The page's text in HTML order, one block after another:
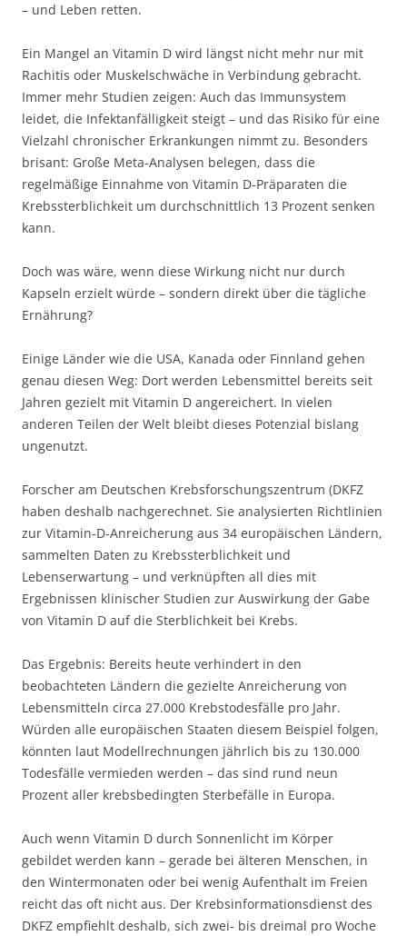
– und Leben retten.
Ein Mangel an Vitamin D wird längst nicht mehr nur mit
Rachitis oder Muskelschwäche in Verbindung gebracht.
Immer mehr Studien zeigen: Auch das Immunsystem
leidet, die Infektanfälligkeit steigt – und das Risiko für eine
Vielzahl chronischer Erkrankungen nimmt zu. Besonders
brisant: Große Meta-Analysen belegen, dass die
regelmäßige Einnahme von Vitamin D-Präparaten die
Krebssterblichkeit um durchschnittlich 13 Prozent senken
kann.
Doch was wäre, wenn diese Wirkung nicht nur durch
Kapseln erzielt würde – sondern direkt über die tägliche
Ernährung?
Einige Länder wie die USA, Kanada oder Finnland gehen
genau diesen Weg: Dort werden Lebensmittel bereits seit
Jahren gezielt mit Vitamin D angereichert. In vielen
anderen Teilen der Welt bleibt dieses Potenzial bislang
ungenutzt.
Forscher am Deutschen Krebsforschungszentrum (DKFZ
haben deshalb nachgerechnet. Sie analysierten Richtlinien
zur Vitamin-D-Anreicherung aus 34 europäischen Ländern,
sammelten Daten zu Krebssterblichkeit und
Lebenserwartung – und verknüpften all dies mit
Ergebnissen klinischer Studien zur Auswirkung der Gabe
von Vitamin D auf die Sterblichkeit bei Krebs.
Das Ergebnis: Bereits heute verhindert in den
beobachteten Ländern die gezielte Anreicherung von
Lebensmitteln circa 27.000 Krebstodesfälle pro Jahr.
Würden alle europäischen Staaten diesem Beispiel folgen,
könnten laut Modellrechnungen jährlich bis zu 130.000
Todesfälle vermieden werden – das sind rund neun
Prozent aller krebsbedingten Sterbefälle in Europa.
Auch wenn Vitamin D durch Sonnenlicht im Körper
gebildet werden kann – gerade bei älteren Menschen, in
den Wintermonaten oder bei wenig Aufenthalt im Freien
reicht das oft nicht aus. Der Krebsinformationsdienst des
DKFZ empfiehlt deshalb, sich zwei- bis dreimal pro Woche